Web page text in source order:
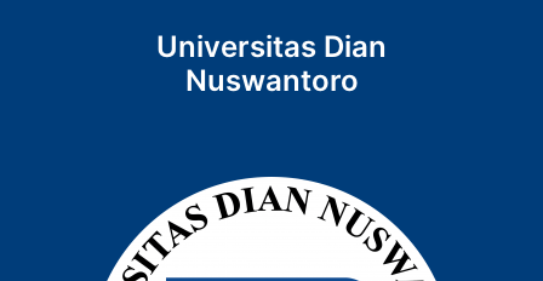
Universitas Dian
Nuswantoro